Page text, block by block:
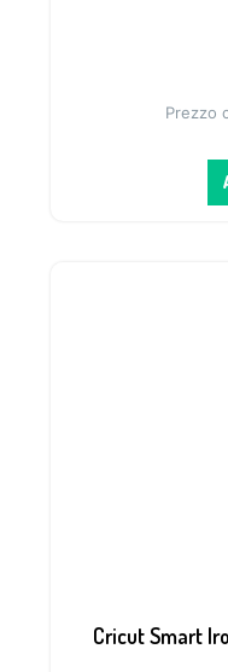
Prezzo
Cricut Smart